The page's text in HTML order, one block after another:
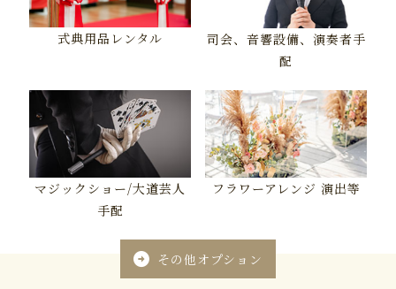
式典用品レンタル
司会、音響設備、演奏者手
配
マジックショー/大道芸人
手配
フラワーアレンジ 演出等
 その他オプション